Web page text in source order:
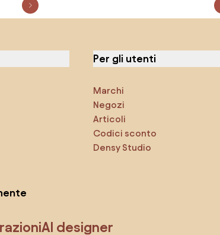
Per gli utenti
Marchi
Negozi
Articoli
Codici sconto
Densy Studio
AI designer